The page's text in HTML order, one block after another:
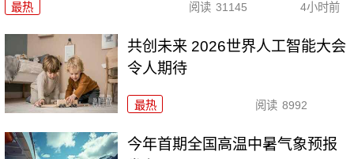
最热 阅读 31145 4小时前
共创未来 2026世界人工智能大会
令人期待
最热 阅读 8992
今年首期全国高温中暑气象预报